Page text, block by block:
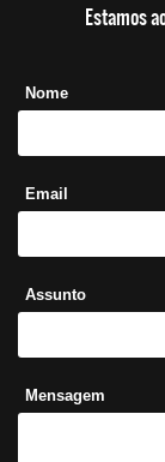
Estamos
Nome
Email
Assunto
Mensagem